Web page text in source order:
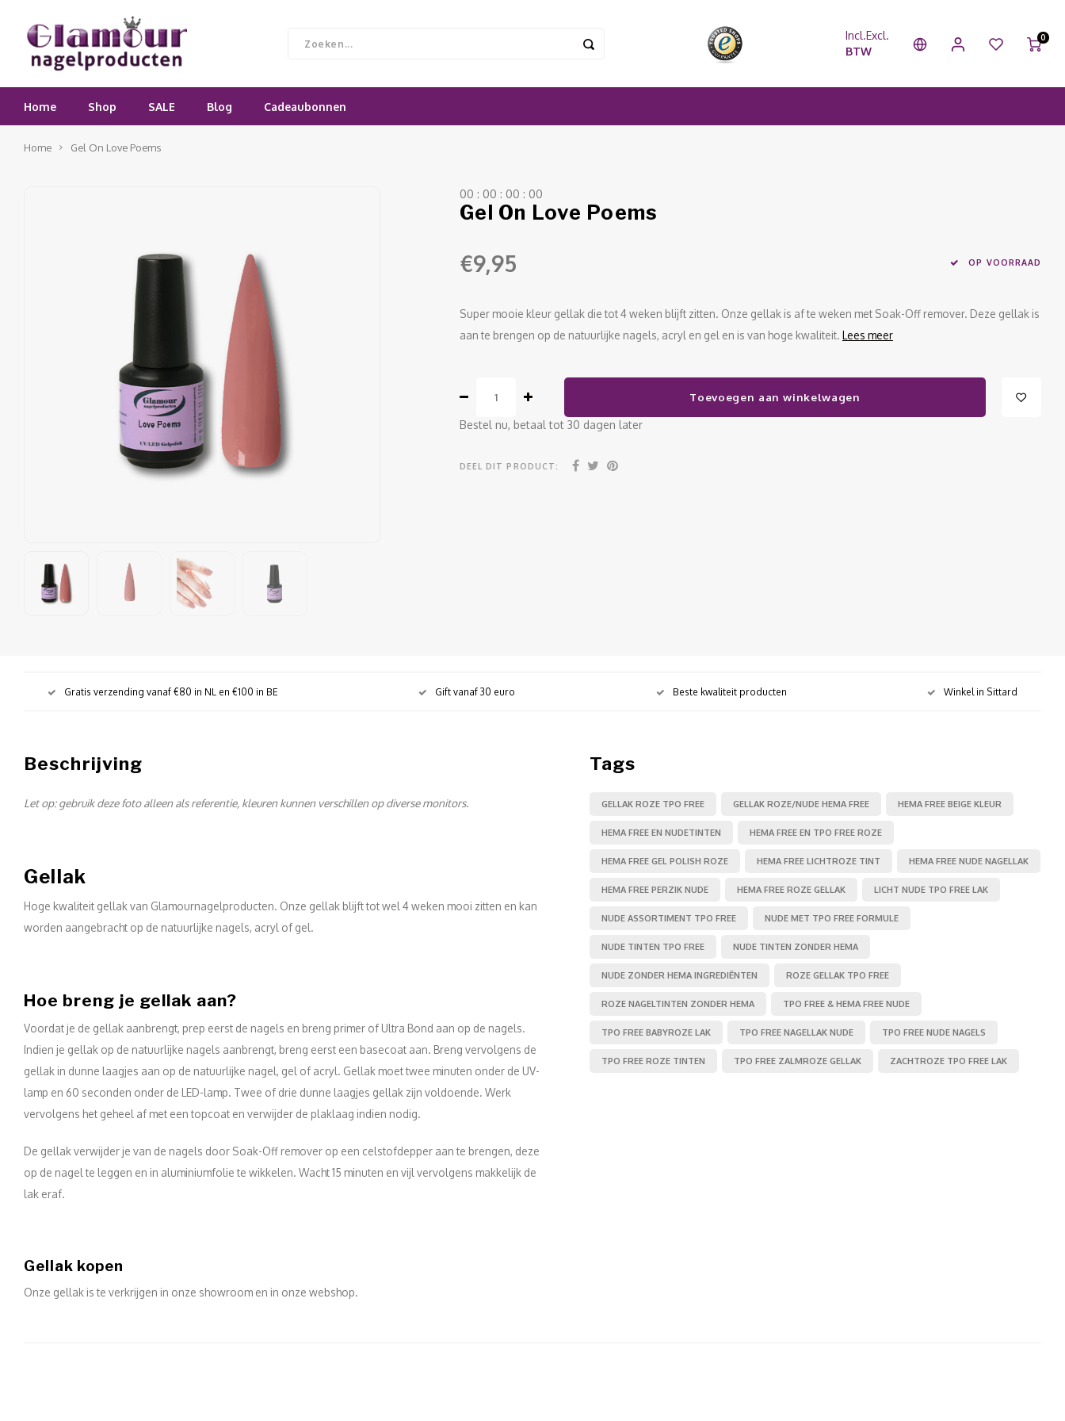
Incl.Excl.
BTW
0
Home Shop SALE Blog Cadeaubonnen
Home Gel On Love Poems
00 : 00 : 00 : 00
Gel On Love Poems
€9,95 OP VOORRAAD
Super mooie kleur gellak die tot 4 weken blijft zitten. Onze gellak is af te weken met Soak-Off remover. Deze gellak is
aan te brengen op de natuurlijke nagels, acryl en gel en is van hoge kwaliteit. Lees meer
Toevoegen aan winkelwagen
Bestel nu, betaal tot 30 dagen later
DEEL DIT PRODUCT:
Gratis verzending vanaf €80 in NL en €100 in BE Gift vanaf 30 euro Beste kwaliteit producten Winkel in Sittard
Beschrijving
Let op: gebruik deze foto alleen als referentie, kleuren kunnen verschillen op diverse monitors.
Gellak
Hoge kwaliteit gellak van Glamournagelproducten. Onze gellak blijft tot wel 4 weken mooi zitten en kan
worden aangebracht op de natuurlijke nagels, acryl of gel.
Hoe breng je gellak aan?
Voordat je de gellak aanbrengt, prep eerst de nagels en breng primer of Ultra Bond aan op de nagels.
Indien je gellak op de natuurlijke nagels aanbrengt, breng eerst een basecoat aan. Breng vervolgens de
gellak in dunne laagjes aan op de natuurlijke nagel, gel of acryl. Gellak moet twee minuten onder de UV-
lamp en 60 seconden onder de LED-lamp. Twee of drie dunne laagjes gellak zijn voldoende. Werk
vervolgens het geheel af met een topcoat en verwijder de plaklaag indien nodig.
De gellak verwijder je van de nagels door Soak-Off remover op een celstofdepper aan te brengen, deze
op de nagel te leggen en in aluminiumfolie te wikkelen. Wacht 15 minuten en vijl vervolgens makkelijk de
lak eraf.
Gellak kopen
Onze gellak is te verkrijgen in onze showroom en in onze webshop.
Tags
GELLAK ROZE TPO FREE GELLAK ROZE/NUDE HEMA FREE HEMA FREE BEIGE KLEUR
HEMA FREE EN NUDETINTEN HEMA FREE EN TPO FREE ROZE
HEMA FREE GEL POLISH ROZE HEMA FREE LICHTROZE TINT HEMA FREE NUDE NAGELLAK
HEMA FREE PERZIK NUDE HEMA FREE ROZE GELLAK LICHT NUDE TPO FREE LAK
NUDE ASSORTIMENT TPO FREE NUDE MET TPO FREE FORMULE
NUDE TINTEN TPO FREE NUDE TINTEN ZONDER HEMA
NUDE ZONDER HEMA INGREDIËNTEN ROZE GELLAK TPO FREE
ROZE NAGELTINTEN ZONDER HEMA TPO FREE & HEMA FREE NUDE
TPO FREE BABYROZE LAK TPO FREE NAGELLAK NUDE TPO FREE NUDE NAGELS
TPO FREE ROZE TINTEN TPO FREE ZALMROZE GELLAK ZACHTROZE TPO FREE LAK